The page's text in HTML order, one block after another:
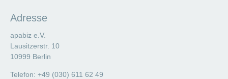
Adresse
apabiz e.V.
Lausitzerstr. 10
10999 Berlin
Telefon: +49 (030) 611 62 49